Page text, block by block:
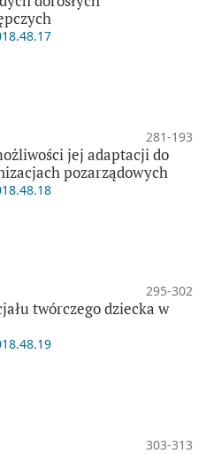
281-193
jej adaptacji do
pozarządowych
295-302
twórczego dziecka w
303-313